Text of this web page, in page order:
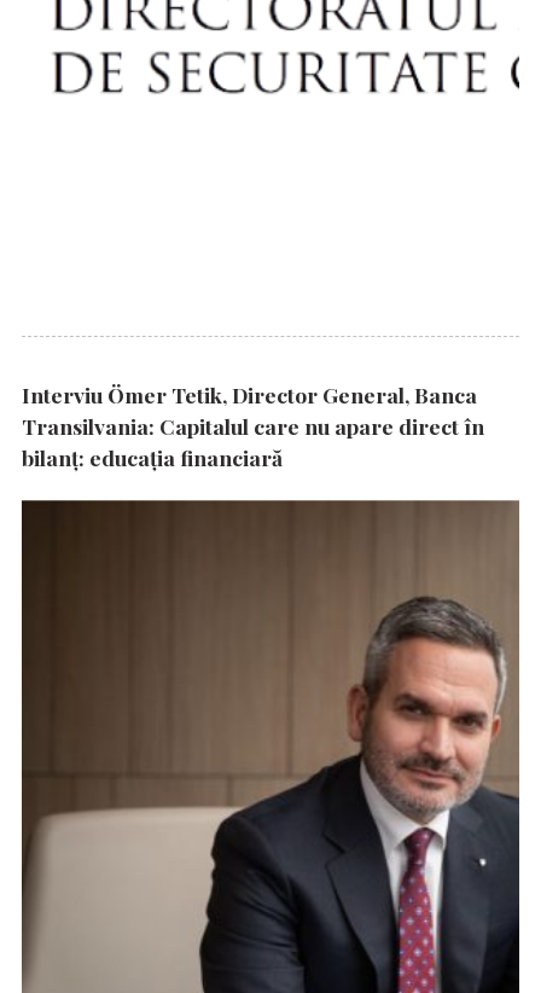
Interviu Ömer Tetik, Director General, Banca
Transilvania: Capitalul care nu apare direct în
bilanț: educația financiară